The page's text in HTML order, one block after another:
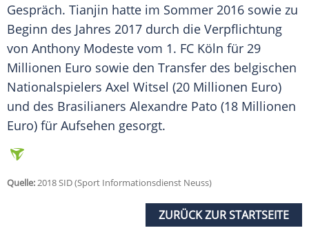
Gespräch. Tianjin hatte im Sommer 2016 sowie zu
Beginn des Jahres 2017 durch die Verpflichtung
von Anthony Modeste vom 1. FC Köln für 29
Millionen Euro sowie den Transfer des belgischen
Nationalspielers Axel Witsel (20 Millionen Euro)
und des Brasilianers Alexandre Pato (18 Millionen
Euro) für Aufsehen gesorgt.
Quelle:2018 SID (Sport Informationsdienst Neuss)
ZURÜCK ZUR STARTSEITE